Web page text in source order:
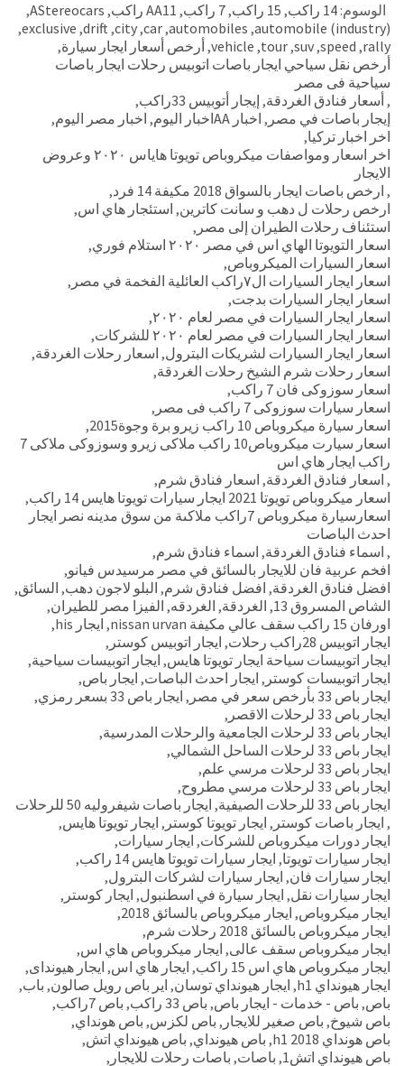
الوسوم: 14 راكب , 15 راكب ,7 راكب , AA11 راكب ,
AStereocars
,
automobile (industry)
,
automobiles
,
car
,
city
,
drift
,
exclusive
,
rally
,
speed
,
suv
,
tour
,
vehicle
, أرخص أسعار ايجار سيارة,
أرخص نقل سياحي ايجار باصات اتوبيس رحلات ايجار باصات
سياحية فى مصر
, أسعار فنادق الغردقة, إيجار أتوبيس 33راكب
,
إيجار باصات في مصر , اخبار AAاخبار اليوم , اخبار مصر اليوم,
اخر اخبار تركيا,
اخر اسعار ومواصفات ميكروباص تويوتا هاياس ٢٠٢٠ وعروض
الايجار
, ارخص باصات ايجار بالسواق 2018 مكيفة 14 فرد
,
ارخص رحلات ل دهب و سانت كاترين, استئجار هاي اس,
استئناف رحلات الطيران إلى مصر ,
اسعار التويوتا الهاي اس في مصر ٢٠٢٠ استلام فوري
,
اسعار السيارات الميكروباص,
اسعار ايجار السيارات ال٧راكب العائلية الفخمة في مصر
,
اسعار ايجار السيارات بدجت,
اسعار ايجار السيارات في مصر لعام ٢٠٢٠
,
اسعار ايجار السيارات في مصر لعام ٢٠٢٠ للشركات
,
اسعار ايجار السيارات لشريكات البترول, اسعار رحلات الغردقة,
اسعار رحلات شرم الشيخ رحلات الغردقة,
اسعار سوزوكى فان 7 راكب
,
اسعار سيارات سوزوكى 7 راكب فى مصر
,
اسعار سيارة ميكروباص 10 راكب زيرو برة وجوة2015
,
اسعار سيارت ميكروباص10 راكب ملاكى زيرو وسوزوكى ملاكى 7
راكب ايجار هاي اس
, اسعار فنادق الغردقة, اسعار فنادق شرم,
اسعار ميكروباص تويوتا 2021 ايجار سيارات تويوتا هايس 14 راكب
,
اسعارسيارة ميكروباص 7راكب ملاكىة من سوق مدينه نصر ايجار
احدث الباصات
, اسماء فنادق الغردقة, اسماء فنادق شرم,
افخم عربية فان للايجار بالسائق في مصر مرسيدس فيانو,
افضل فنادق الغردقة, افضل فنادق شرم, البلو لاجون دهب, السائق,
الشاص المسروق 13
, الغردقة, الغردقه, الفيزا مصر للطيران,
اورفان 15 راكب سقف عالي مكيفة nissan urvan
, ايجار his
,
ايجار اتوبيس 28راكب رحلات
, ايجار اتوبيس كوستر ,
ايجار اتوبيسات سياحة ايجار تويوتا هايس, ايجار اتوبيسات سياحية,
ايجار اتوبيسات كوستر , ايجار احدث الباصات, ايجار باص,
ايجار باص 33 بأرخص سعر في مصر
, ايجار باص 33 بسعر رمزي
,
ايجار باص 33 لرحلات الاقصر
,
ايجار باص 33 لرحلات الجامعية والرحلات المدرسية
,
ايجار باص 33 لرحلات الساحل الشمالي
,
ايجار باص 33 لرحلات مرسي علم
,
ايجار باص 33 لرحلات مرسي مطروح
,
ايجار باص 33 للرحلات الصيفية
, ايجار باصات شيفروليه 50 للرحلات
, ايجار باصات كوستر , ايجار تويوتا كوستر , ايجار تويوتا هايس,
ايجار دورات ميكروباص للشركات, ايجار سيارات,
ايجار سيارات تويوتا, ايجار سيارات تويوتا هايس 14 راكب
,
ايجار سيارات فان, ايجار سيارات لشركات البترول,
ايجار سيارات نقل, ايجار سيارة في اسطنبول, ايجار كوستر ,
ايجار ميكروباص, ايجار ميكروباص بالسائق 2018
,
ايجار ميكروباص بالسائق 2018 رحلات شرم
,
ايجار ميكروباص سقف عالى, ايجار ميكروباص هاي اس,
ايجار ميكروباص هاي اس 15 راكب
, ايجار هاي اس, ايجار هيونداى,
ايجار هيونداي h1
, ايجار هيونداي توسان, اير باص رويل صالون, باب,
باص, باص - خدمات - ايجار باص, باص 33 راكب , باص 7راكب
,
باص شيوخ, باص صغير للايجار , باص لكزس, باص هونداي,
باص هونداي h1 2018
, باص هيونداي, باص هيونداي اتش,
باص هيونداي اتش1 , باصات, باصات رحلات للايجار ,